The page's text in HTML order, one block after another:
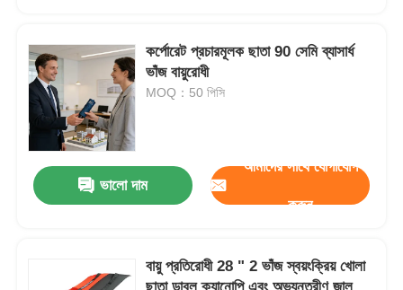
আমাদের সাথে যোগাযোগ করুন
খবর
সব ক্ষেত্রেই
গলফ ছাতা
কর্পোরেট প্রচারমূলক ছাতা 90 সেমি ব্যাসার্ধ
ভাঁজ বায়ুরোধী
MOQ：50 পিসি
ভালো দাম
আমাদের সাথে যোগাযোগ
করুন
বায়ু প্রতিরোধী 28 " 2 ভাঁজ স্বয়ংক্রিয় খোলা
ছাতা ডাবল ক্যানোপি এবং অভ্যন্তরীণ জাল